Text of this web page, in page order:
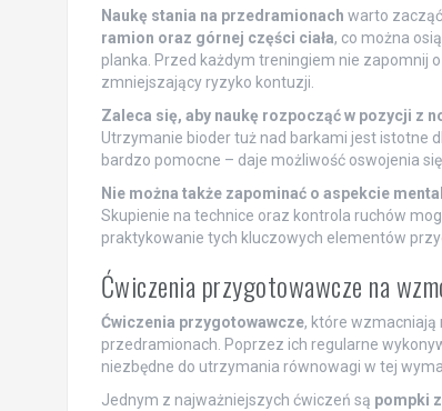
Naukę stania na przedramionach warto
ramion oraz górnej części ciała, co można
planka. Przed każdym treningiem nie zapomnij o
zmniejszający ryzyko kontuzji.
Zaleca się, aby naukę rozpocząć w pozycji z
Utrzymanie bioder tuż nad barkami jest istotne
bardzo pomocne – daje możliwość oswojenia
Nie można także zapominać o aspekcie
Skupienie na technice oraz kontrola ruchów
praktykowanie tych kluczowych elementów
Ćwiczenia przygotowawcze na
Ćwiczenia przygotowawcze, które wzmacniają
przedramionach. Poprzez ich regularne
niezbędne do utrzymania równowagi w tej
Jednym z najważniejszych ćwiczeń są pompki